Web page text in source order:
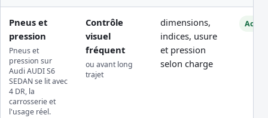
Pneus et
pression
Pneus et
pression sur
Audi AUDI S6
SEDAN se lit avec
4 DR, la
carrosserie et
l'usage réel.
Contrôle
visuel
fréquent
ou avant long
trajet
dimensions,
indices, usure
et pression
selon charge